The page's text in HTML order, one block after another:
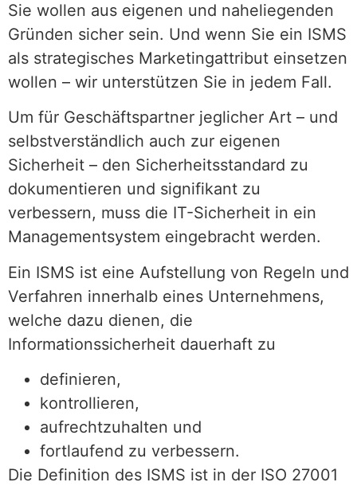
Sie wollen aus eigenen und naheliegenden
Gründen sicher sein. Und wenn Sie ein ISMS
als strategisches Marketingattribut einsetzen
wollen – wir unterstützen Sie in jedem Fall.
Um für Geschäftspartner jeglicher Art – und
selbstverständlich auch zur eigenen
Sicherheit – den Sicherheitsstandard zu
dokumentieren und signifikant zu
verbessern, muss die IT-Sicherheit in ein
Managementsystem eingebracht werden.
Ein ISMS ist eine Aufstellung von Regeln und
Verfahren innerhalb eines Unternehmens,
welche dazu dienen, die
Informationssicherheit dauerhaft zu
definieren,
kontrollieren,
aufrechtzuhalten und
fortlaufend zu verbessern.
Die Definition des ISMS ist in der ISO 27001